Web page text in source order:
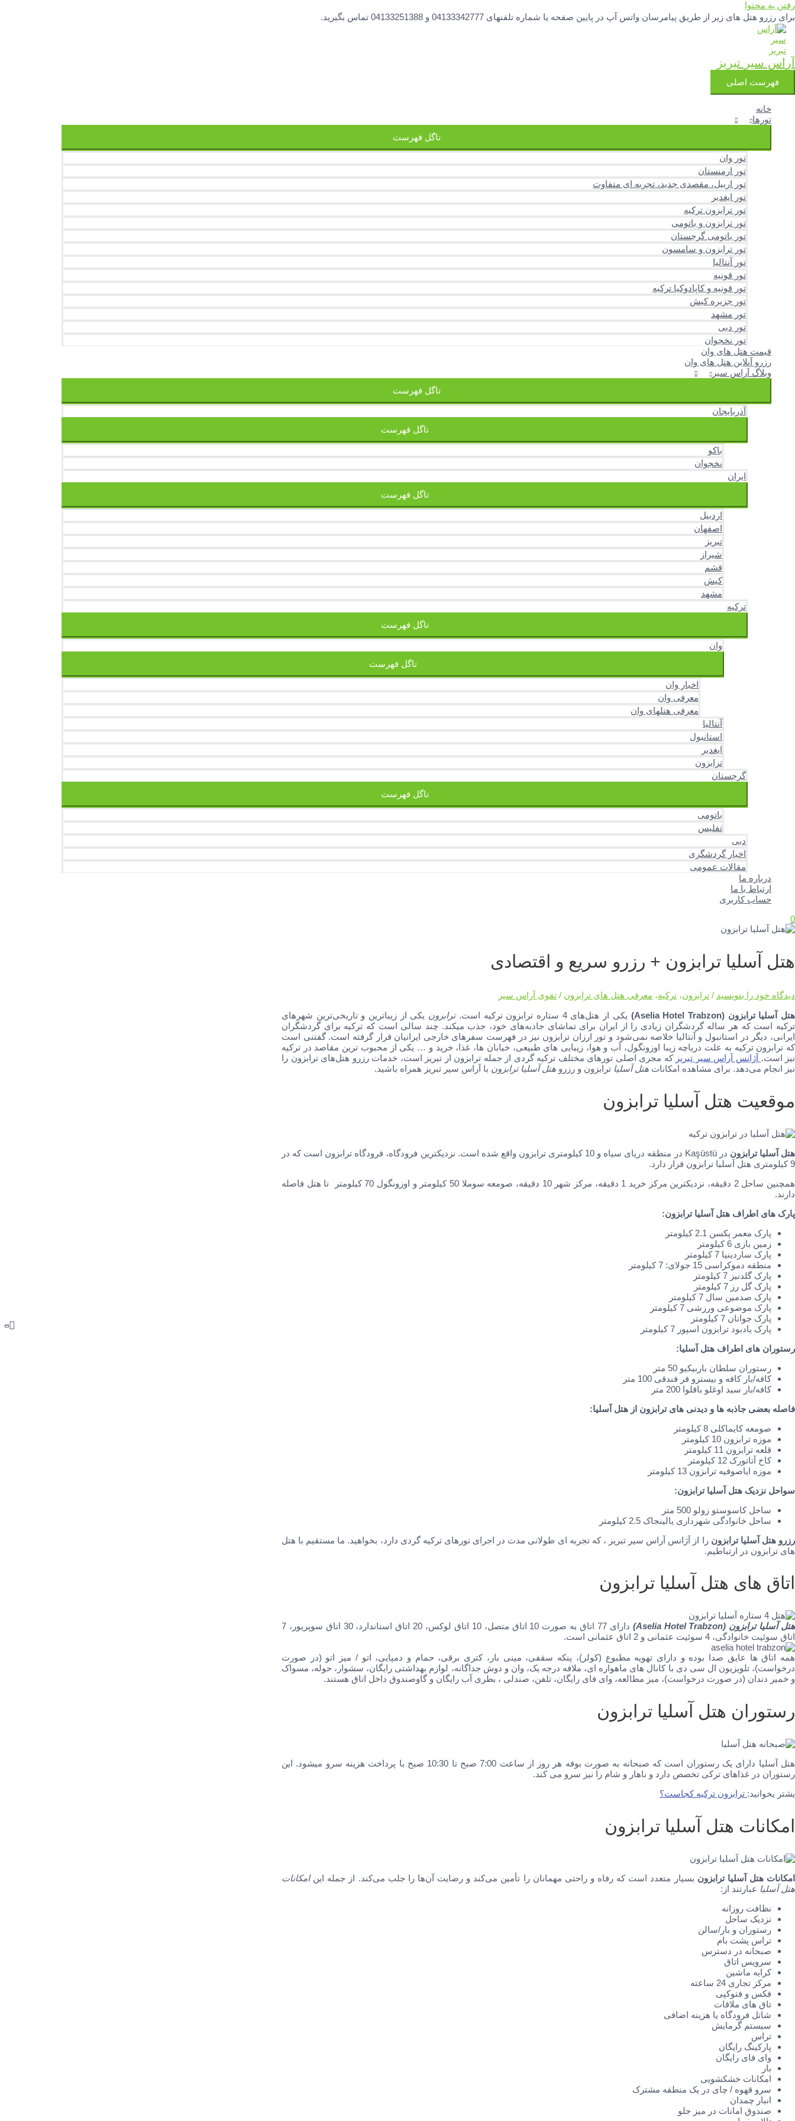
رفتن به محتوا
برای رزرو هتل های زیر از طریق پیامرسان واتس آپ در پایین صفحه یا شماره تلفنهای 04133342777 و 04133251388 تماس بگیرید.
آراس سیر تبریز
فهرست اصلی
خانه
تورها
تاگل فهرست
تور وان
تور ارمنستان
تور اربیل، مقصدی جدید، تجربه ای متفاوت
تور ایغدیر
تور ترابزون ترکیه
تور ترابزون و باتومی
تور باتومی گرجستان
تور ترابزون و سامسون
تور آنتالیا
تور قونیه
تور قونیه و کاپادوکیا ترکیه
تور جزیره کیش
تور مشهد
تور دبی
تور نخجوان
قیمت هتل های وان
رزرو آنلاین هتل های وان
وبلاگ آراس سیر
تاگل فهرست
آذربایجان
تاگل فهرست
باکو
نخجوان
ایران
تاگل فهرست
اردبیل
اصفهان
تبریز
شیراز
قشم
کیش
مشهد
ترکیه
تاگل فهرست
وان
تاگل فهرست
اخبار وان
معرفی وان
معرفی هتلهای وان
آنتالیا
استانبول
ایغدیر
ترابزون
گرجستان
تاگل فهرست
باتومی
تفلیس
دبی
اخبار گردشگری
مقالات عمومی
درباره ما
ارتباط با ما
حساب کاربری
0
هتل آسلیا ترابزون + رزرو سریع و اقتصادی
دیدگاه‌ خود را بنویسید / ترابزون، ترکیه، معرفی هتل های ترابزون / تقوی آراس سیر
هتل آسلیا ترابزون (Aselia Hotel Trabzon)
یکی از هتل‌های 4 ستاره ترابزون ترکیه است. ترابزون یکی از زیباترین و تاریخی‌ترین شهرهای
ترکیه است که هر ساله گردشگران زیادی را از ایران برای تماشای جاذبه‌های خود، جذب میکند. چند سالی است که ترکیه برای گردشگران
ایرانی، دیگر در استانبول و آنتالیا خلاصه نمی‌شود و تور ارزان ترابزون نیز در فهرست سفرهای خارجی ایرانیان قرار گرفته است. گفتنی است
که ترابزون ترکیه به علت دریاچه زیبا اوزونگول، آب و هوا، زیبایی های طبیعی، خیابان ها، غذا، خرید و … یکی از محبوب ترین مقاصد در ترکیه
نیز است. آژانس آراس سیر تبریز که مجری اصلی تورهای مختلف ترکیه گردی از جمله ترابزون از تبریز است، خدمات رزرو هتل‌های ترابزون را
نیز انجام می‌دهد. برای مشاهده امکانات هتل آسلیا ترابزون و رزرو هتل آسلیا ترابزون با آراس سیر تبریز همراه باشید.
موقعیت هتل آسلیا ترابزون
هتل آسلیا ترابزون
در Kaşüstü در منطقه دریای سیاه و 10 کیلومتری ترابزون واقع شده است. نزدیکترین فرودگاه، فرودگاه ترابزون است که در
9 کیلومتری هتل آسلیا ترابزون قرار دارد.
همچنین ساحل 2 دقیقه، نزدیکترین مرکز خرید 1 دقیقه،
مرکز شهر 10 دقیقه، صومعه سوملا 50 کیلومتر و اوزونگول 70 کیلومتر تا هتل فاصله
دارند.
پارک های اطراف هتل آسلیا ترابزون:
پارک معمر پکسن 2.1 کیلومتر
زمین بازی 6 کیلومتر
پارک ساردینیا 7 کیلومتر
منطقه دموکراسی 15 جولای: 7 کیلومتر
پارک گلدنیز 7 کیلومتر
پارک گل رز 7 کیلومتر
پارک صدمین سال 7 کیلومتر
پارک موضوعی ورزشی 7 کیلومتر
پارک جوانان 7 کیلومتر
پارک یادبود ترابزون اسپور 7 کیلومتر
رستوران های اطراف هتل آسلیا:
رستوران سلطان باربیکیو 50 متر
کافه/بار کافه و بیسترو فر فندقی 100 متر
کافه/بار سید اوغلو باقلوا 200 متر
فاصله بعضی جاذبه ها و دیدنی های ترابزون از هتل آسلیا:
صومعه کایماکلی 8 کیلومتر
موزه ترابزون 10 کیلومتر
قلعه ترابزون 11 کیلومتر
کاخ آتاتورک 12 کیلومتر
موزه ایاصوفیه ترابزون 13 کیلومتر
سواحل نزدیک هتل آسلیا ترابزون:
ساحل کاسوستو زولو 500 متر
ساحل خانوادگی شهرداری یالینجاک 2.5 کیلومتر
رزرو هتل آسلیا ترابزون را از آژانس آراس سیر تبریز ، که تجربه ای طولانی مدت در اجرای تورهای ترکیه گردی دارد، بخواهید. ما مستقیم با هتل
های ترابزون در ارتباطیم.
اتاق های هتل آسلیا ترابزون
هتل آسلیا ترابزون (Aselia Hotel Trabzon)
دارای 77 اتاق به صورت 10 اتاق متصل، 10 اتاق لوکس، 20 اتاق استاندارد، 30 اتاق سوپریور، 7
اتاق سوئیت خانوادگی، 4 سوئیت عثمانی و 2 اتاق عثمانی است.
همه اتاق ها عایق صدا بوده و دارای تهویه مطبوع (کولر)، پنکه سقفی، مینی بار، کتری برقی، حمام و دمپایی، اتو / میز اتو (در صورت
درخواست)، تلویزیون ال سی دی با کانال های ماهواره ای، ملافه درجه یک، وان و دوش جداگانه، لوازم بهداشتی رایگان، سشوار، حوله، مسواک
و خمیر دندان (در صورت درخواست)، میز مطالعه، وای فای رایگان، تلفن، صندلی ، بطری آب رایگان وگاوصندوق داخل اتاق هستند.
رستوران هتل آسلیا ترابزون
هتل آسلیا دارای یک رستوران است که
صبحانه به صورت بوفه هر روز از ساعت 7:00 صبح تا 10:30 صبح با پرداخت هزینه سرو میشود. این
رستوران در غذاهای ترکی تخصص دارد و ناهار و شام را نیز سرو می کند.
یشتر یخوانید: ترابزون ترکیه کجاست؟
امکانات هتل آسلیا ترابزون
امکانات هتل آسلیا ترابزون بسیار متعدد است که رفاه و راحتی مهمانان را تأمین می‌کند و رضایت آن‌ها را جلب می‌کند. از جمله این امکانات
هتل آسلیا عبارتند از:
نظافت روزانه
نزدیک ساحل
رستوران و بار/سالن
تراس پشت بام
صبحانه در دسترس
سرویس اتاق
کرایه ماشین
مرکز تجاری 24 ساعته
فکس و فتوکپی
تاق های ملاقات
شاتل فرودگاه یا هزینه اضافی
سیستمگرمایش
تراس
پارکینگ رایگان
وای فای رایگان
بار
امکانات خشکشویی
سرو قهوه / چای در یک منطقه مشترک
انبار چمدان
صندوق امانات در میز جلو